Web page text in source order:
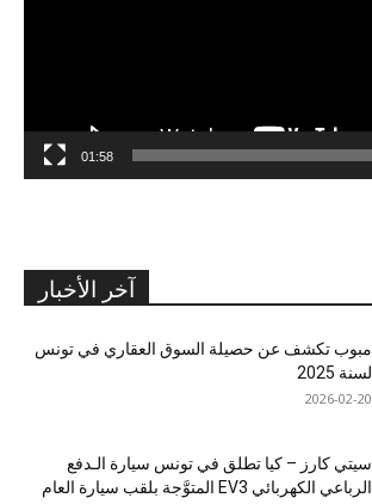
01:58
آخر الأخبار
مبوب تكشف عن حصيلة السوق العقاري في تونس
لسنة 2025
2026-02-20
سيتي كارز – كيا تطلق في تونس سيارة الـدفع
الرباعي الكهربائي EV3 المتوَّجة بلقب سيارة العام